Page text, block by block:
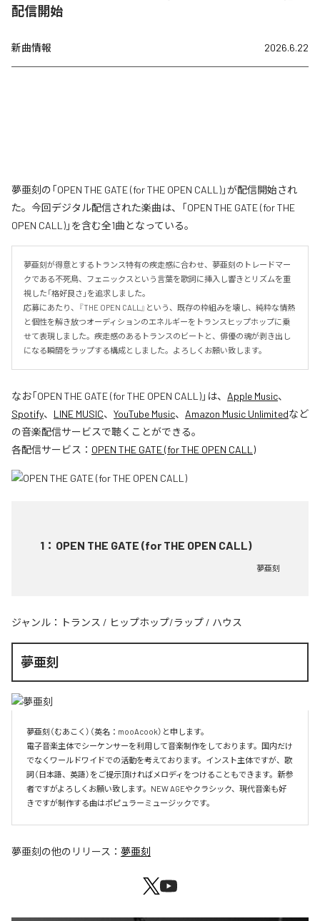
配信開始
新曲情報 2026.6.22
夢亜刻の「OPEN THE GATE (for THE OPEN CALL)」が配信開始され
た。今回デジタル配信された楽曲は、「OPEN THE GATE (for THE
OPEN CALL)」を含む全1曲となっている。
夢亜刻が得意とするトランス特有の疾走感に合わせ、夢亜刻のトレードマー
クである不死鳥、フェニックスという言葉を歌詞に挿入し響きとリズムを重
視した「格好良さ」を追求しました。
応募にあたり、『THE OPEN CALL』という、既存の枠組みを壊し、純粋な情熱
と個性を解き放つオーディションのエネルギーをトランスヒップホップに乗
せて表現しました。疾走感のあるトランスのビートと、俳優の魂が剥き出し
になる瞬間をラップする構成としました。よろしくお願い致します。
なお「OPEN THE GATE (for THE OPEN CALL)」は、 Apple Music、
Spotify、 LINE MUSIC、 YouTube Music、 Amazon Music Unlimitedなど
の音楽配信サービスで聴くことができる。
各配信サービス： OPEN THE GATE (for THE OPEN CALL)
1 ： OPEN THE GATE (for THE OPEN CALL)
夢亜刻
ジャンル： トランス / ヒップホップ/ラップ / ハウス
夢亜刻
夢亜刻（むあこく）（英名：mooAcook）と申します。
電子音楽主体でシーケンサーを利用して音楽制作をしております。国内だけ
でなくワールドワイドでの活動を考えております。インスト主体ですが、歌
詞（日本語、英語）をご提示頂ければメロディをつけることもできます。新参
者ですがよろしくお願い致します。NEW AGEやクラシック、現代音楽も好
きですが制作する曲はポピュラーミュージックです。
夢亜刻 の他のリリース： 夢亜刻